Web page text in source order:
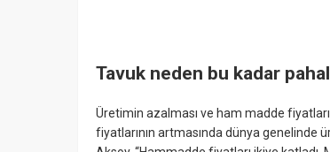
Tavuk neden bu kadar
Üretimin azalması ve ham madde
fiyatlarının artmasında dünya